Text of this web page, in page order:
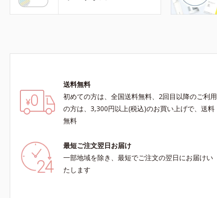
送料無料
初めての方は、全国送料無料、2回目以降のご利用
の方は、3,300円以上(税込)のお買い上げで、送料
無料
最短ご注文翌日お届け
一部地域を除き、最短でご注文の翌日にお届けい
たします